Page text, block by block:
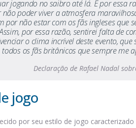
jogando no saibro até lá. É por essa
não poder viver a atmosfera
por não estar com os fãs ingleses
por essa razão, sentirei falta de
o clima incrível deste evento,
todos os fãs britânicos que sempre me
Declaração de Rafael Nadal
jogo
por seu estilo de jogo